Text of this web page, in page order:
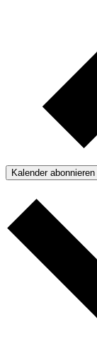
Kalender abonnieren